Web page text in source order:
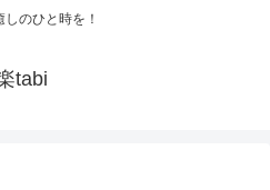
のひと時を！
tabi